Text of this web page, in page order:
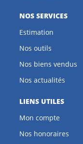
NOS SERVICES
Estimation
Nos outils
Nos biens vendus
Nos actualités
LIENS UTILES
Mon compte
Nos honoraires